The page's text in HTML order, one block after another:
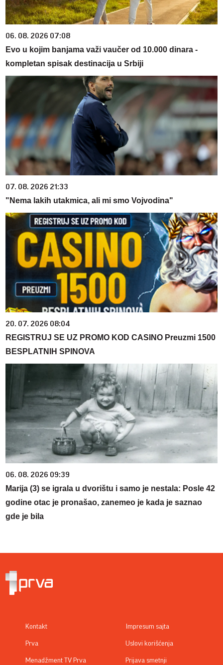
06. 08. 2026 07:08
Evo u kojim banjama važi vaučer od 10.000 dinara -
kompletan spisak destinacija u Srbiji
07. 08. 2026 21:33
"Nema lakih utakmica, ali mi smo Vojvodina"
20. 07. 2026 08:04
REGISTRUJ SE UZ PROMO KOD CASINO Preuzmi 1500
BESPLATNIH SPINOVA
06. 08. 2026 09:39
Marija (3) se igrala u dvorištu i samo je nestala: Posle 42
godine otac je pronašao, zanemeo je kada je saznao
gde je bila
Kontakt
Prva
Menadžment TV Prva
Impresum sajta
Uslovi korišćenja
Prijava smetnji